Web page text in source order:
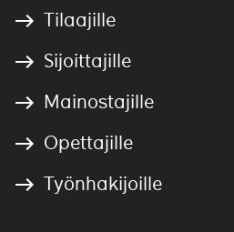
Tilaajille
Sijoittajille
Mainostajille
Opettajille
Työnhakijoille